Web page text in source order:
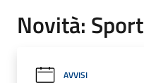
Novità: Sport
AVVISI